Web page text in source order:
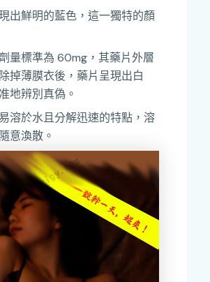
出鮮明的藍色，這一獨特的顏
量標準為 60mg，其藥片外層
掉薄膜衣後，藥片呈現出白
地辨別真偽。
溶於水且分解迅速的特點，溶
意渙散。